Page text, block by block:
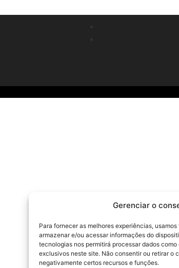
Gerenciar o
Para fornecer as melhores experiências,
armazenar e/ou acessar informações do
tecnologias nos permitirá processar dados
exclusivos neste site. Não consentir ou retirar o
negativamente certos recursos e funções.